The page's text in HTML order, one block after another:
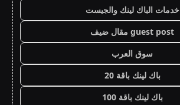
خدمات الباك لينك والجيست
guest post مقال ضيف
سوق العرب
باك لينك باقة 20
باك لينك باقة 100